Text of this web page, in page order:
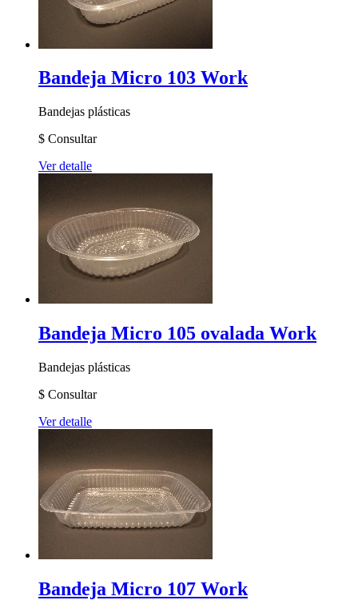
Bandeja Micro 103 Work
Bandejas plásticas
$ Consultar
Ver detalle
Bandeja Micro 105 ovalada Work
Bandejas plásticas
$ Consultar
Ver detalle
Bandeja Micro 107 Work